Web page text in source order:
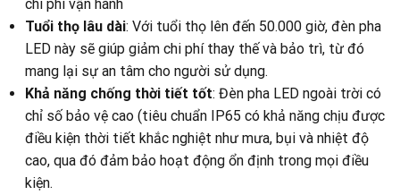
chi phí vận hành
Tuổi thọ lâu dài: Với tuổi thọ lên đến 50.000 giờ, đèn pha
LED này sẽ giúp giảm chi phí thay thế và bảo trì, từ đó
mang lại sự an tâm cho người sử dụng.
Khả năng chống thời tiết tốt: Đèn pha LED ngoài trời có
chỉ số bảo vệ cao (tiêu chuẩn IP65 có khả năng chịu được
điều kiện thời tiết khắc nghiệt như mưa, bụi và nhiệt độ
cao, qua đó đảm bảo hoạt động ổn định trong mọi điều
kiện.